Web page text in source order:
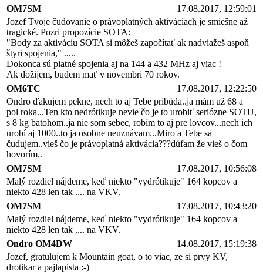
OM7SM
17.08.2017, 12:59:01
Jozef Tvoje čudovanie o právoplatných aktiváciach je smiešne až
tragické. Pozri propozície SOTA:
"Body za aktiváciu SOTA si môžeš započítať ak nadviažeš aspoň
štyri spojenia," .....
Dokonca sú platné spojenia aj na 144 a 432 MHz aj viac !
Ak dožijem, budem mať v novembri 70 rokov.
OM6TC
17.08.2017, 12:22:50
Ondro ďakujem pekne, nech to aj Tebe pribúda..ja mám už 68 a
pol roka...Ten kto nedrótikuje nevie čo je to urobiť seriózne SOTU,
s 8 kg batohom..ja nie som sebec, robím to aj pre lovcov...nech ich
urobí aj 1000..to ja osobne neuznávam...Miro a Tebe sa
čudujem..vieš čo je právoplatná aktivácia???dúfam že vieš o čom
hovorím..
OM7SM
17.08.2017, 10:56:08
Malý rozdiel nájdeme, keď niekto "vydrótikuje" 164 kopcov a
niekto 428 len tak .... na VKV.
OM7SM
17.08.2017, 10:43:20
Malý rozdiel nájdeme, keď niekto "vydrótikuje" 164 kopcov a
niekto 428 len tak .... na VKV.
Ondro OM4DW
14.08.2017, 15:19:38
Jozef, gratulujem k Mountain goat, o to viac, ze si prvy KV,
drotikar a pajlapista :-)